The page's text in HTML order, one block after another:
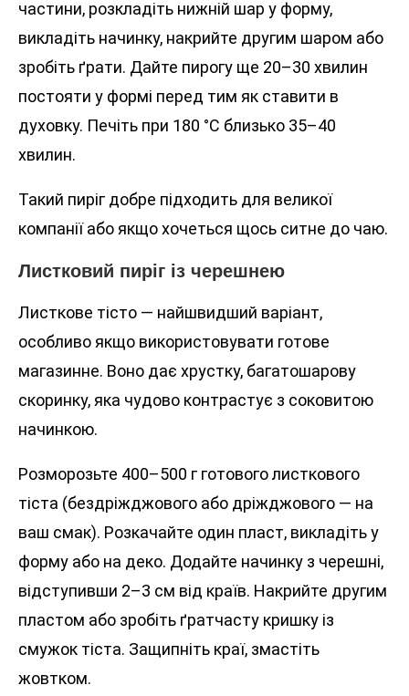
частини, розкладіть нижній шар у форму,
викладіть начинку, накрийте другим шаром або
зробіть ґрати. Дайте пирогу ще 20–30 хвилин
постояти у формі перед тим як ставити в
духовку. Печіть при 180 °C близько 35–40
хвилин.
Такий пиріг добре підходить для великої
компанії або якщо хочеться щось ситне до чаю.
Листковий пиріг із черешнею
Листкове тісто — найшвидший варіант,
особливо якщо використовувати готове
магазинне. Воно дає хрустку, багатошарову
скоринку, яка чудово контрастує з соковитою
начинкою.
Розморозьте 400–500 г готового листкового
тіста (бездріжджового або дріжджового — на
ваш смак). Розкачайте один пласт, викладіть у
форму або на деко. Додайте начинку з черешні,
відступивши 2–3 см від країв. Накрийте другим
пластом або зробіть ґратчасту кришку із
смужок тіста. Защипніть краї, змастіть
жовтком.